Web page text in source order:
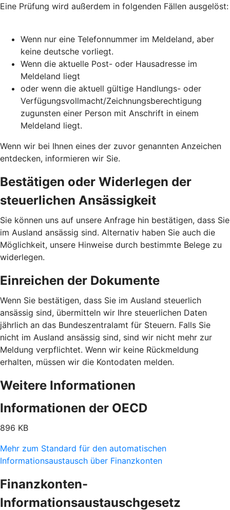
Eine Prüfung wird außerdem in folgenden Fällen ausgelöst:
Wenn nur eine Telefonnummer im Meldeland, aber
keine deutsche vorliegt.
Wenn die aktuelle Post- oder Hausadresse im
Meldeland liegt
oder wenn die aktuell gültige Handlungs- oder
Verfügungsvollmacht/Zeichnungsberechtigung
zugunsten einer Person mit Anschrift in einem
Meldeland liegt.
Wenn wir bei Ihnen eines der zuvor genannten Anzeichen
entdecken, informieren wir Sie.
Bestätigen oder Widerlegen der
steuerlichen Ansässigkeit
Sie können uns auf unsere Anfrage hin bestätigen, dass Sie
im Ausland ansässig sind. Alternativ haben Sie auch die
Möglichkeit, unsere Hinweise durch bestimmte Belege zu
widerlegen.
Einreichen der Dokumente
Wenn Sie bestätigen, dass Sie im Ausland steuerlich
ansässig sind, übermitteln wir Ihre steuerlichen Daten
jährlich an das Bundeszentralamt für Steuern. Falls Sie
nicht im Ausland ansässig sind, sind wir nicht mehr zur
Meldung verpflichtet. Wenn wir keine Rückmeldung
erhalten, müssen wir die Kontodaten melden.
Weitere Informationen
Informationen der OECD
896 KB
Mehr zum Standard für den automatischen
Informationsaustausch über Finanzkonten
Finanzkonten-
Informationsaustauschgesetz